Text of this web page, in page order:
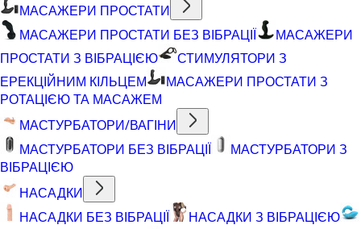
МАСАЖЕРИ ПРОСТАТИ
МАСАЖЕРИ ПРОСТАТИ БЕЗ ВІБРАЦІЇ
МАСАЖЕРИ
ПРОСТАТИ З ВІБРАЦІЄЮ
СТИМУЛЯТОРИ З
ЕРЕКЦІЙНИМ КІЛЬЦЕМ
МАСАЖЕРИ ПРОСТАТИ З
РОТАЦІЄЮ ТА МАСАЖЕМ
МАСТУРБАТОРИ/ВАГІНИ
МАСТУРБАТОРИ БЕЗ ВІБРАЦІЇ
МАСТУРБАТОРИ З
ВІБРАЦІЄЮ
НАСАДКИ
НАСАДКИ БЕЗ ВІБРАЦІЇ
НАСАДКИ З ВІБРАЦІЄЮ